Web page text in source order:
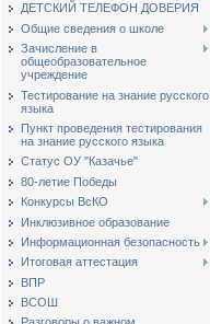
ДЕТСКИЙ ТЕЛЕФОН ДОВЕРИЯ
Общие сведения о школе
Зачисление в
общеобразовательное
учреждение
Тестирование на знание русского
языка
Пункт проведения тестирования
на знание русского языка
Статус ОУ "Казачье"
80-летие Победы
Конкурсы ВсКО
Инклюзивное образование
Информационная безопасность
Итоговая аттестация
ВПР
ВСОШ